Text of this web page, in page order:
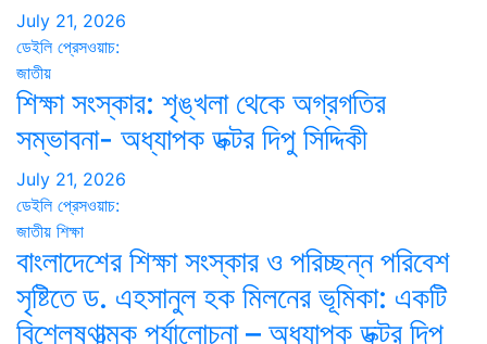
July 21, 2026
ডেইলি প্রেসওয়াচ:
জাতীয়
শিক্ষা সংস্কার: শৃঙ্খলা থেকে অগ্রগতির
সম্ভাবনা- অধ্যাপক ডক্টর দিপু সিদ্দিকী
July 21, 2026
ডেইলি প্রেসওয়াচ:
জাতীয় শিক্ষা
বাংলাদেশের শিক্ষা সংস্কার ও পরিচ্ছন্ন পরিবেশ
সৃষ্টিতে ড. এহসানুল হক মিলনের ভূমিকা: একটি
বিশ্লেষণাত্মক পর্যালোচনা – অধ্যাপক ডক্টর দিপু